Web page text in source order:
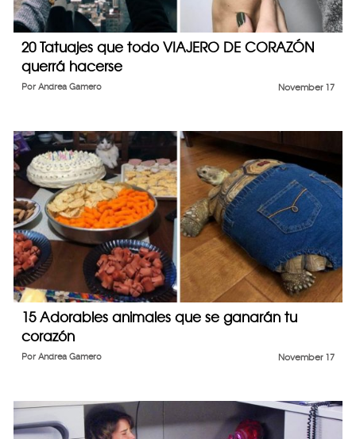
20 Tatuajes que todo VIAJERO DE CORAZÓN
querrá hacerse
November 17
Por Andrea Gamero
15 Adorables animales que se ganarán tu
corazón
November 17
Por Andrea Gamero